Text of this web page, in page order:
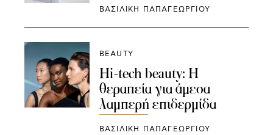
ΒΑΣΙΛΙΚΗ ΠΑΠΑΓΕΩΡΓΙΟΥ
BEAUTY
Hi-tech beauty: Η
θεραπεία για άμεσα
λαμπερή επιδερμίδα
ΒΑΣΙΛΙΚΗ ΠΑΠΑΓΕΩΡΓΙΟΥ